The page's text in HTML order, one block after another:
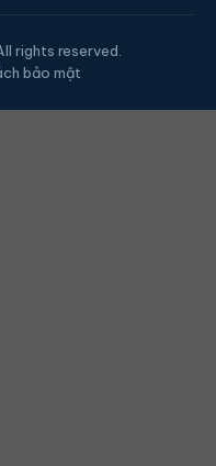
rights reserved.
bảo mật